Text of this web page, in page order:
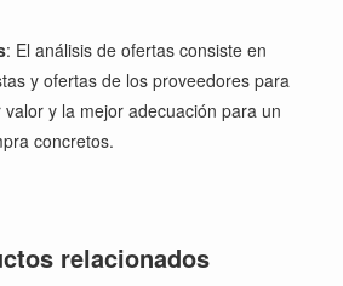
: El análisis de ofertas consiste en
y ofertas de los proveedores para
y la mejor adecuación para un
concretos.
relacionados